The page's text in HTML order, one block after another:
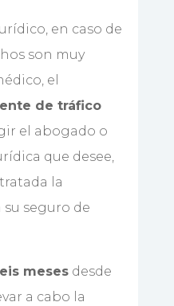
en caso de
son muy
el
de tráfico
el abogado o
que desee,
la
su seguro de
mesesdesde
a cabo la